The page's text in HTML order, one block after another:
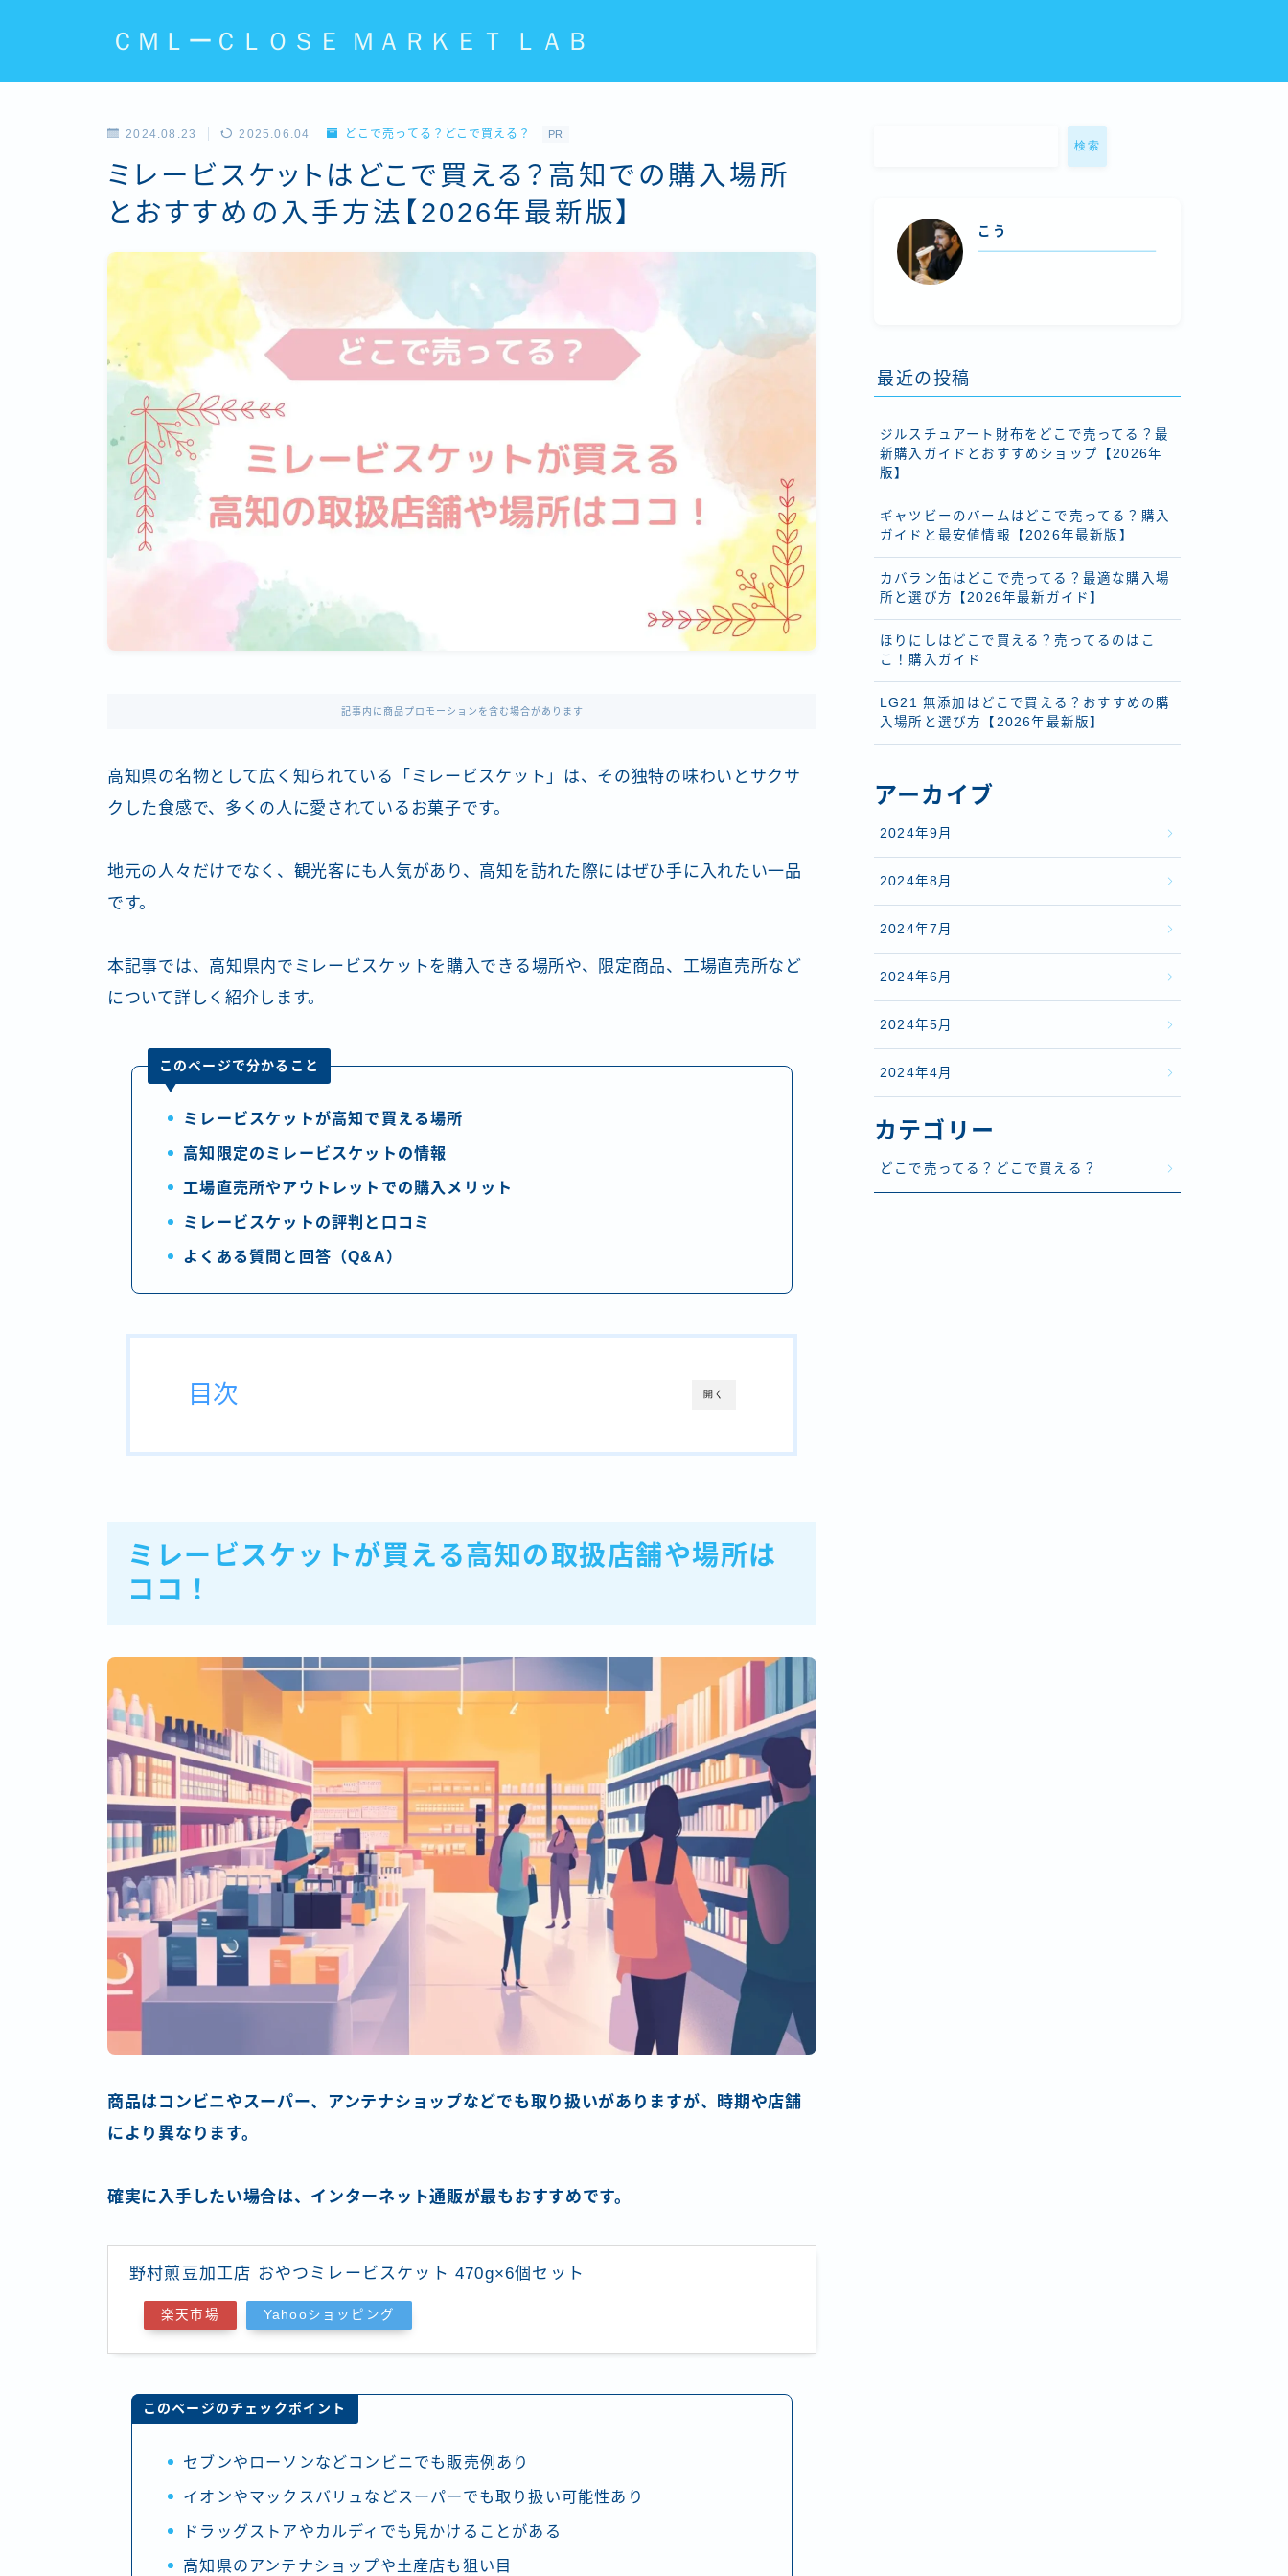
ＣＭＬーＣＬＯＳＥ ＭＡＲＫＥＴ ＬＡＢ
2024.08.23 2025.06.04 どこで売ってる？どこで買える？ PR
ミレービスケットはどこで買える？高知での購入場所
とおすすめの入手方法【2026年最新版】
記事内に商品プロモーションを含む場合があります
高知県の名物として広く知られている「ミレービスケット」は、その独特の味わいとサクサ
クした食感で、多くの人に愛されているお菓子です。
地元の人々だけでなく、観光客にも人気があり、高知を訪れた際にはぜひ手に入れたい一品
です。
本記事では、高知県内でミレービスケットを購入できる場所や、限定商品、工場直売所など
について詳しく紹介します。
このページで分かること
ミレービスケットが高知で買える場所
高知限定のミレービスケットの情報
工場直売所やアウトレットでの購入メリット
ミレービスケットの評判と口コミ
よくある質問と回答（Q&A）
開く
目次
ミレービスケットが買える高知の取扱店舗や場所は
ココ！
商品はコンビニやスーパー、アンテナショップなどでも取り扱いがありますが、時期や店舗
により異なります。
確実に入手したい場合は、インターネット通販が最もおすすめです。
野村煎豆加工店 おやつミレービスケット 470g×6個セット
楽天市場 Yahooショッピング
このページのチェックポイント
セブンやローソンなどコンビニでも販売例あり
イオンやマックスバリュなどスーパーでも取り扱い可能性あり
ドラッグストアやカルディでも見かけることがある
高知県のアンテナショップや土産店も狙い目
検索
こう
最近の投稿
ジルスチュアート財布をどこで売ってる？最
新購入ガイドとおすすめショップ【2026年
版】
ギャツビーのバームはどこで売ってる？購入
ガイドと最安値情報【2026年最新版】
カバラン缶はどこで売ってる？最適な購入場
所と選び方【2026年最新ガイド】
ほりにしはどこで買える？売ってるのはこ
こ！購入ガイド
LG21 無添加はどこで買える？おすすめの購
入場所と選び方【2026年最新版】
アーカイブ
2024年9月
2024年8月
2024年7月
2024年6月
2024年5月
2024年4月
カテゴリー
どこで売ってる？どこで買える？